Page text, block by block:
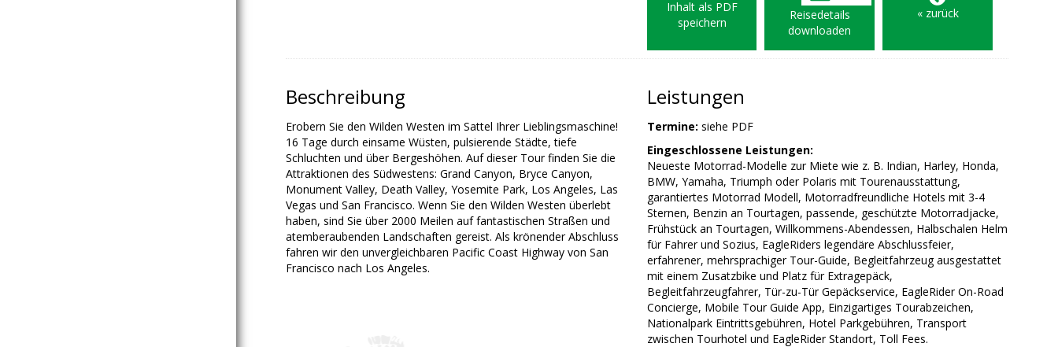
Inhalt als PDF
speichern
Reisedetails
downloaden
« zurück
Beschreibung
Erobern Sie den Wilden Westen im Sattel Ihrer Lieblingsmaschine!
16 Tage durch einsame Wüsten, pulsierende Städte, tiefe
Schluchten und über Bergeshöhen. Auf dieser Tour finden Sie die
Attraktionen des Südwestens: Grand Canyon, Bryce Canyon,
Monument Valley, Death Valley, Yosemite Park, Los Angeles, Las
Vegas und San Francisco. Wenn Sie den Wilden Westen überlebt
haben, sind Sie über 2000 Meilen auf fantastischen Straßen und
atemberaubenden Landschaften gereist. Als krönender Abschluss
fahren wir den unvergleichbaren Pacific Coast Highway von San
Francisco nach Los Angeles.
Leistungen
Termine: siehe PDF
Eingeschlossene Leistungen:
Neueste Motorrad-Modelle zur Miete wie z. B. Indian, Harley, Honda,
BMW, Yamaha, Triumph oder Polaris mit Tourenausstattung,
garantiertes Motorrad Modell, Motorradfreundliche Hotels mit 3-4
Sternen, Benzin an Tourtagen, passende, geschützte Motorradjacke,
Frühstück an Tourtagen, Willkommens-Abendessen, Halbschalen Helm
für Fahrer und Sozius, EagleRiders legendäre Abschlussfeier,
erfahrener, mehrsprachiger Tour-Guide, Begleitfahrzeug ausgestattet
mit einem Zusatzbike und Platz für Extragepäck,
Begleitfahrzeugfahrer, Tür-zu-Tür Gepäckservice, EagleRider On-Road
Concierge, Mobile Tour Guide App, Einzigartiges Tourabzeichen,
Nationalpark Eintrittsgebühren, Hotel Parkgebühren, Transport
zwischen Tourhotel und EagleRider Standort, Toll Fees.